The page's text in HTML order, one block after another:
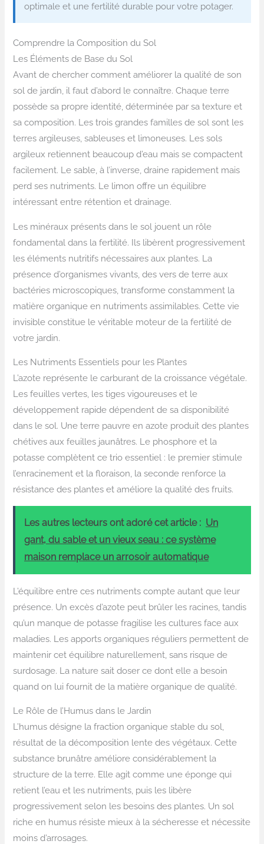
optimale et une fertilité durable pour votre potager.
Comprendre la Composition du Sol
Les Éléments de Base du Sol
Avant de chercher comment améliorer la qualité de son
sol de jardin, il faut d’abord le connaître. Chaque terre
possède sa propre identité, déterminée par sa texture et
sa composition. Les trois grandes familles de sol sont les
terres argileuses, sableuses et limoneuses. Les sols
argileux retiennent beaucoup d’eau mais se compactent
facilement. Le sable, à l’inverse, draine rapidement mais
perd ses nutriments. Le limon offre un équilibre
intéressant entre rétention et drainage.
Les minéraux présents dans le sol jouent un rôle
fondamental dans la fertilité. Ils libèrent progressivement
les éléments nutritifs nécessaires aux plantes. La
présence d’organismes vivants, des vers de terre aux
bactéries microscopiques, transforme constamment la
matière organique en nutriments assimilables. Cette vie
invisible constitue le véritable moteur de la fertilité de
votre jardin.
Les Nutriments Essentiels pour les Plantes
L’azote représente le carburant de la croissance végétale.
Les feuilles vertes, les tiges vigoureuses et le
développement rapide dépendent de sa disponibilité
dans le sol. Une terre pauvre en azote produit des plantes
chétives aux feuilles jaunâtres. Le phosphore et la
potasse complètent ce trio essentiel : le premier stimule
l’enracinement et la floraison, la seconde renforce la
résistance des plantes et améliore la qualité des fruits.
Les autres lecteurs ont adoré cet article : Un
gant, du sable et un vieux seau : ce système
maison remplace un arrosoir automatique
L’équilibre entre ces nutriments compte autant que leur
présence. Un excès d’azote peut brûler les racines, tandis
qu’un manque de potasse fragilise les cultures face aux
maladies. Les apports organiques réguliers permettent de
maintenir cet équilibre naturellement, sans risque de
surdosage. La nature sait doser ce dont elle a besoin
quand on lui fournit de la matière organique de qualité.
Le Rôle de l’Humus dans le Jardin
L’humus désigne la fraction organique stable du sol,
résultat de la décomposition lente des végétaux. Cette
substance brunâtre améliore considérablement la
structure de la terre. Elle agit comme une éponge qui
retient l’eau et les nutriments, puis les libère
progressivement selon les besoins des plantes. Un sol
riche en humus résiste mieux à la sécheresse et nécessite
moins d’arrosages.